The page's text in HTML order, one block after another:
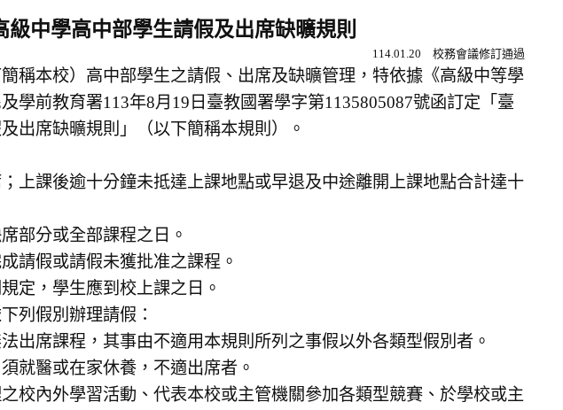
級中學高中部學生請假及出席缺曠規則
114.01.20 校務會議修訂通過
稱本校）高中部學生之請假、出席及缺曠管理，特依據《高級中等學
學前教育署113年8月19日臺教國署學字第1135805087號函訂定「臺
出席缺曠規則」（以下簡稱本規則）。
上課後逾十分鐘未抵達上課地點或早退及中途離開上課地點合計達十
部分或全部課程之日。
請假或請假未獲批准之課程。
定，學生應到校上課之日。
列假別辦理請假：
出席課程，其事由不適用本規則所列之事假以外各類型假別者。
就醫或在家休養，不適出席者。
校內外學習活動、代表本校或主管機關參加各類型競賽、於學校或主